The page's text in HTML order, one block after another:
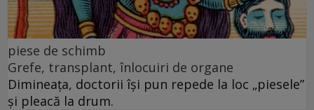
piese de schimb
Grefe, transplant, înlocuiri de organe
Dimineața, doctorii își pun repede la loc „piesele”
și pleacă la drum.